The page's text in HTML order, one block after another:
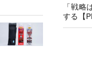
「戦
する【